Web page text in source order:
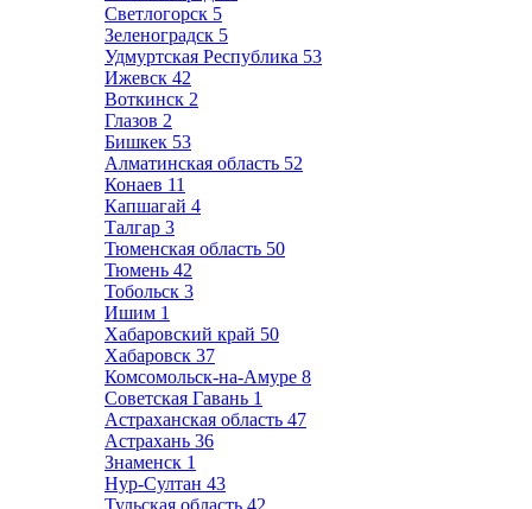
Светлогорск 5
Зеленоградск 5
Удмуртская Республика 53
Ижевск 42
Воткинск 2
Глазов 2
Бишкек 53
Алматинская область 52
Конаев 11
Капшагай 4
Талгар 3
Тюменская область 50
Тюмень 42
Тобольск 3
Ишим 1
Хабаровский край 50
Хабаровск 37
Комсомольск-на-Амуре 8
Советская Гавань 1
Астраханская область 47
Астрахань 36
Знаменск 1
Нур-Султан 43
Тульская область 42